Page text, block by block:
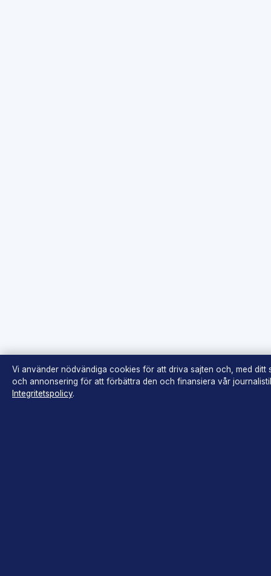
Vi använder nödvändiga cookies för att driva sajten och, med
och annonsering för att förbättra den och finansiera vår
Integritetspolicy.